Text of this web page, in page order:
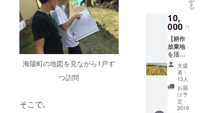
海陽町の地図を見ながら1戸ず
つ訪問
そこで､
だきま
す。
ぎりを
軽食と
供致し
ます。
＊日程:
2019年
8月頃
＊場所:
千葉県
香取市
近郊 ＊
お手数
着順で5
組様限
定とさ
せてい
ただき
ます。
内容と
しまし
ては ・
虫取り
体験 ・
自然を
活用し
す
る
10,
000 円
【耕作
放棄地
を活用
して
作った
お米
20kg】
私た
ちが千
葉の耕
支援
者：
13人
お届
け予
定：
2019